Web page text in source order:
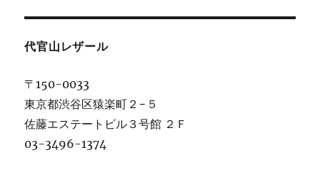
代官山レザール
〒150-0033
東京都渋谷区猿楽町２−５
佐藤エステートビル３号館 ２Ｆ
03-3496-1374